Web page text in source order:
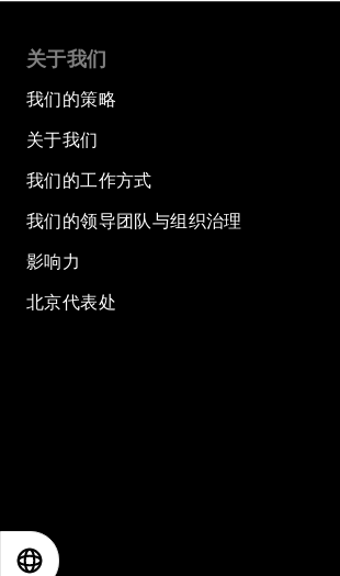
关于我们
我们的策略
关于我们
我们的工作方式
我们的领导团队与组织治理
影响力
北京代表处